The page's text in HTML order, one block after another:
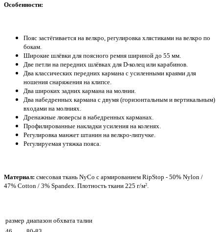
Особенности:
Пояс застёгивается на велкро, регулировка хлястиками на велкро по
бокам.
Широкие шлёвки для поясного ремня шириной до 55 мм.
Две петли на передних шлёвках для D-колец или карабинов.
Два классических передних кармана с усиленными краями для
ношения снаряжения на клипсе.
Два широких задних кармана на молнии.
Два набедренных кармана с двумя (горизонтальным и вертикальным)
входами на молниях.
Дренажные люверсы в набедренных карманах.
Профилированные накладки усиления на коленях.
Регулировка манжет штанин на велкро-липучке.
Регулируемая утяжка пояса.
Материал: смесовая ткань NyCo с армированием RipStop - 50% Nylon /
47% Cotton / 3% Spandex. Плотность ткани 225 г/м2
размер диапазон обхвата талии